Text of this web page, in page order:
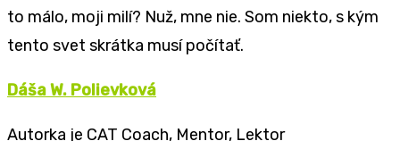
to málo, moji milí? Nuž, mne nie. Som niekto, s kým
tento svet skrátka musí počítať.
Dáša W. Polievková
Autorka je CAT Coach, Mentor, Lektor